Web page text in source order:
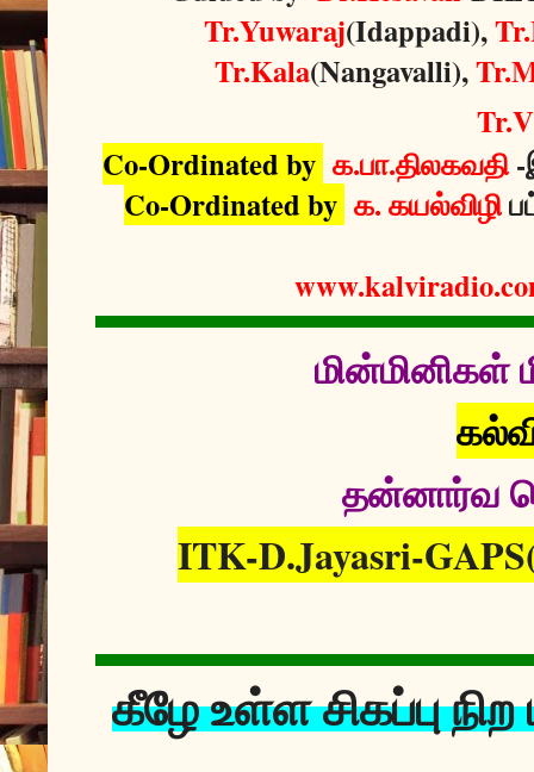
Tr.Yuwaraj(Idappadi),
Tr.Kala(Nangavalli),
Co-Ordinated by க.பா.திலகவதி
Co-Ordinated by க. கயல்விழி
மின்மினிகள்
தன்னார்வ
ITK-D.Jayasri-
கீழே உள்ள சிகப்பு